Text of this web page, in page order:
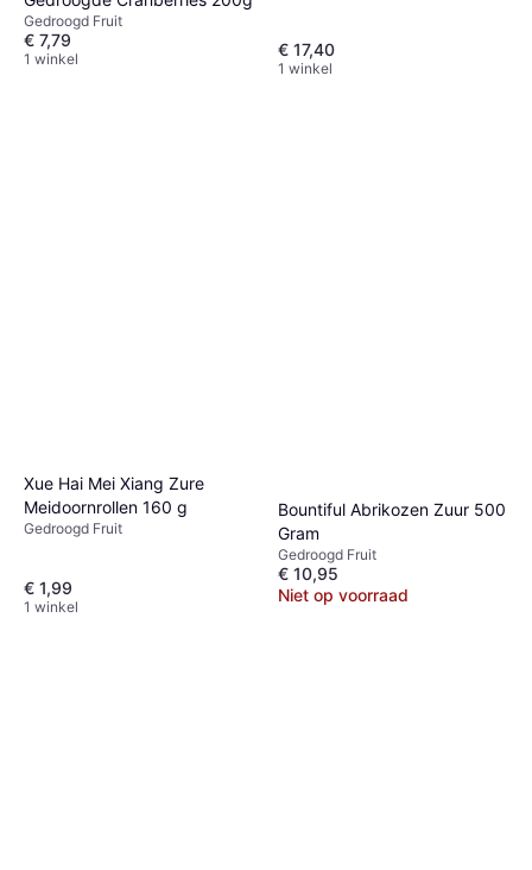
Gedroogd Fruit
€ 7,79
1 winkel € 17,40
1 winkel
Xue Hai Mei Xiang Zure
Meidoornrollen 160 g
Gedroogd Fruit
€ 1,99
1 winkel
Bountiful Abrikozen Zuur 500
Gram
Gedroogd Fruit
€ 10,95
Niet op voorraad